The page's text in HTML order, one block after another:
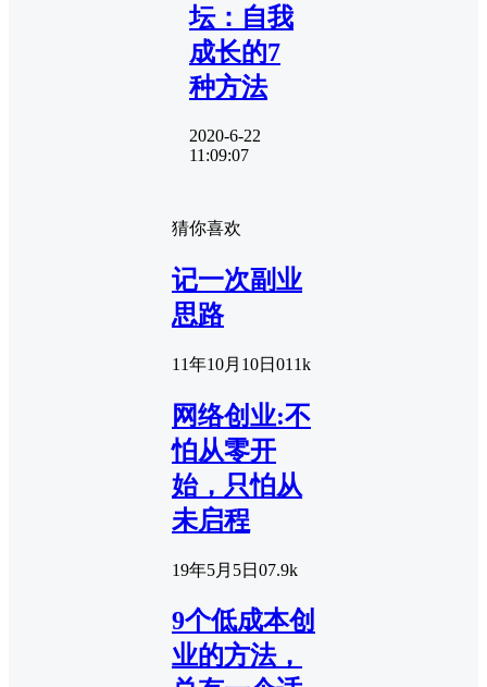
坛：自我
成长的7
种方法
2020-6-22
11:09:07
猜你喜欢
记一次副业
思路
11年10月10日 011k
网络创业:不
怕从零开
始，只怕从
未启程
19年5月5日 07.9k
9个低成本创
业的方法，